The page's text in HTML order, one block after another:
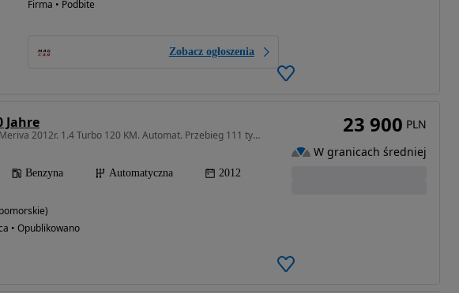
Firma • Podbite
Zobacz ogłoszenia
Jahre
1364 cm3 • 120 KM • Opel Meriva 2012r. 1.4 Turbo 120 KM. Automat. Przebieg 111 tyś.km
Benzyna Automatyczna 2012
• Opublikowano
23 900 PLN
W granicach średniej